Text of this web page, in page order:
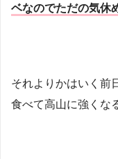
ベなのでただの気休
それよりかはいく前
食べて高山に強くな